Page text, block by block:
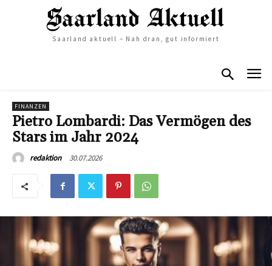
Saarland aktuell – Nah dran, gut informiert
FINANZEN
Pietro Lombardi: Das Vermögen des
Stars im Jahr 2024
redaktion 30.07.2026